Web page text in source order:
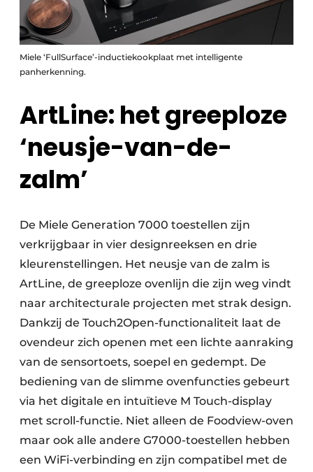
Miele ‘FullSurface’-inductiekookplaat met intelligente
panherkenning.
ArtLine: het greeploze
‘neusje-van-de-
zalm’
De Miele Generation 7000 toestellen zijn
verkrijgbaar in vier designreeksen en drie
kleurenstellingen. Het neusje van de zalm is
ArtLine, de greeploze ovenlijn die zijn weg vindt
naar architecturale projecten met strak design.
Dankzij de Touch2Open-functionaliteit laat de
ovendeur zich openen met een lichte aanraking
van de sensortoets, soepel en gedempt. De
bediening van de slimme ovenfuncties gebeurt
via het digitale en intuïtieve M Touch-display
met scroll-functie. Niet alleen de Foodview-oven
maar ook alle andere G7000-toestellen hebben
een WiFi-verbinding en zijn compatibel met de